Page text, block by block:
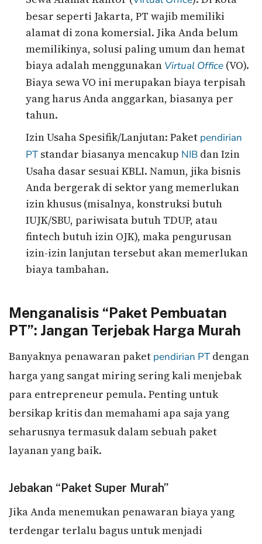
besar seperti Jakarta, PT wajib memiliki
alamat di zona komersial. Jika Anda belum
memilikinya, solusi paling umum dan hemat
biaya adalah menggunakan Virtual Office (VO).
Biaya sewa VO ini merupakan biaya terpisah
yang harus Anda anggarkan, biasanya per
tahun.
Izin Usaha Spesifik/Lanjutan: Paket pendirian
PTstandar biasanya mencakup NIB dan Izin
Usaha dasar sesuai KBLI. Namun, jika bisnis
Anda bergerak di sektor yang memerlukan
izin khusus (misalnya, konstruksi butuh
IUJK/SBU, pariwisata butuh TDUP, atau
fintech butuh izin OJK), maka pengurusan
izin-izin lanjutan tersebut akan memerlukan
biaya tambahan.
Menganalisis “Paket Pembuatan
PT”: Jangan Terjebak Harga Murah
Banyaknya penawaran paket pendirian PTdengan
harga yang sangat miring sering kali menjebak
para entrepreneur pemula. Penting untuk
bersikap kritis dan memahami apa saja yang
seharusnya termasuk dalam sebuah paket
layanan yang baik.
Jebakan “Paket Super Murah”
Jika Anda menemukan penawaran biaya yang
terdengar terlalu bagus untuk menjadi